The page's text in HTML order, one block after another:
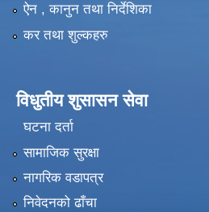
ऐन , कानुन तथा निर्देशिका
कर तथा शुल्कहरु
विधुतीय शुसासन सेवा
घटना दर्ता
सामाजिक सुरक्षा
नागरिक वडापत्र
निवेदनको ढाँचा